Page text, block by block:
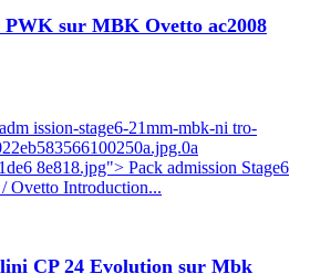
sur MBK Ovetto ac2008
ission-stage6-21mm-mbk-ni tro-
8e818.jpg"> Pack admission Stage6
Introduction...
CP 24 Evolution sur Mbk